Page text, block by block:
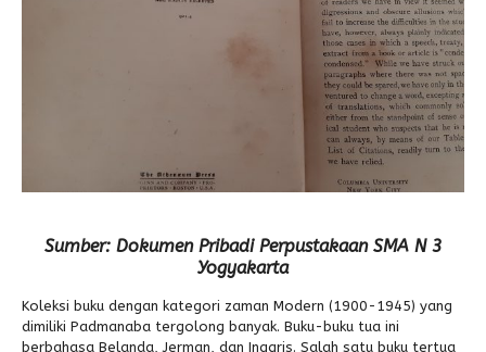
Sumber: Dokumen Pribadi Perpustakaan SMA N 3
Yogyakarta
Koleksi buku dengan kategori zaman Modern (1900-1945) yang
dimiliki Padmanaba tergolong banyak. Buku-buku tua ini
berbahasa Belanda, Jerman, dan Inggris. Salah satu buku tertua